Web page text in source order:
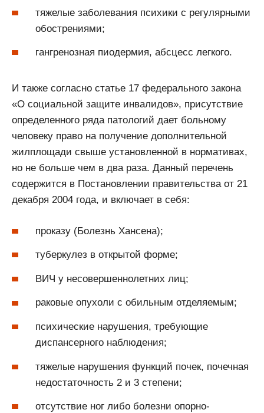
тяжелые заболевания психики с регулярными
обострениями;
гангренозная пиодермия, абсцесс легкого.
И также согласно статье 17 федерального закона
«О социальной защите инвалидов», присутствие
определенного ряда патологий дает больному
человеку право на получение дополнительной
жилплощади свыше установленной в нормативах,
но не больше чем в два раза. Данный перечень
содержится в Постановлении правительства от 21
декабря 2004 года, и включает в себя:
проказу (Болезнь Хансена);
туберкулез в открытой форме;
ВИЧ у несовершеннолетних лиц;
раковые опухоли с обильным отделяемым;
психические нарушения, требующие
диспансерного наблюдения;
тяжелые нарушения функций почек, почечная
недостаточность 2 и 3 степени;
отсутствие ног либо болезни опорно-